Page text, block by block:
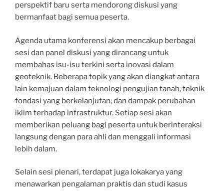
perspektif baru serta mendorong diskusi yang
bermanfaat bagi semua peserta.
Agenda utama konferensi akan mencakup berbagai
sesi dan panel diskusi yang dirancang untuk
membahas isu-isu terkini serta inovasi dalam
geoteknik. Beberapa topik yang akan diangkat antara
lain kemajuan dalam teknologi pengujian tanah, teknik
fondasi yang berkelanjutan, dan dampak perubahan
iklim terhadap infrastruktur. Setiap sesi akan
memberikan peluang bagi peserta untuk berinteraksi
langsung dengan para ahli dan menggali informasi
lebih dalam.
Selain sesi plenari, terdapat juga lokakarya yang
menawarkan pengalaman praktis dan studi kasus